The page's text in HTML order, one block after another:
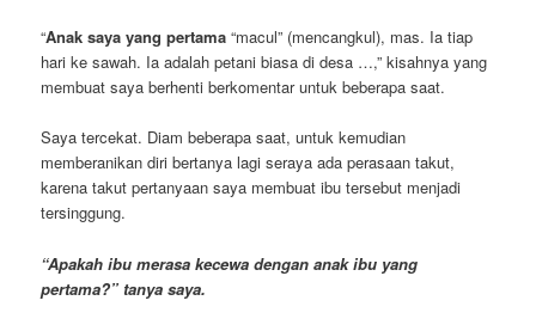
“Anak saya yang pertama “macul” (mencangkul), mas. Ia tiap
hari ke sawah. Ia adalah petani biasa di desa …,” kisahnya yang
membuat saya berhenti berkomentar untuk beberapa saat.
Saya tercekat. Diam beberapa saat, untuk kemudian
memberanikan diri bertanya lagi seraya ada perasaan takut,
karena takut pertanyaan saya membuat ibu tersebut menjadi
tersinggung.
“Apakah ibu merasa kecewa dengan anak ibu yang
pertama?” tanya saya.